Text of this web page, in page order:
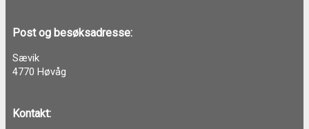
Post og besøksadresse:
Sævik
4770 Høvåg
Kontakt: